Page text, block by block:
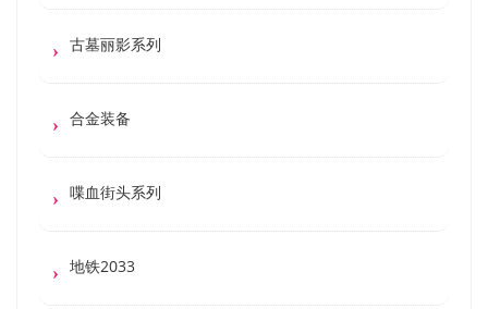
古墓丽影系列
合金装备
喋血街头系列
地铁2033